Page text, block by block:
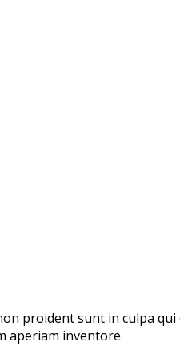
proident sunt in culpa
aperiam inventore.